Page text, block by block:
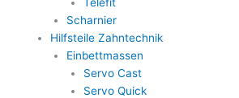
Scharnier
Hilfsteile Zahntechnik
Einbettmassen
Servo Cast
Servo Quick